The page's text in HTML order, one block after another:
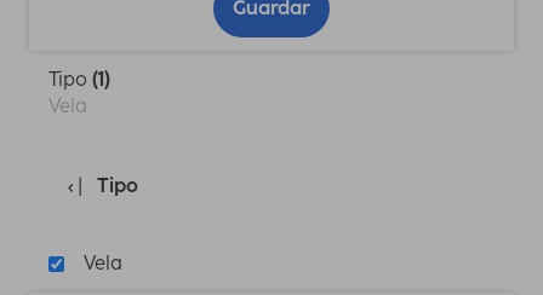
Guardar
Tipo (1)
Vela
Tipo
Vela